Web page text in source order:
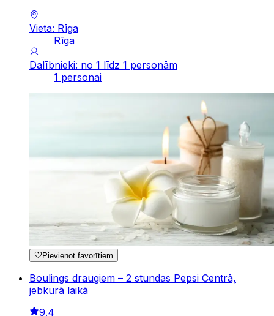
Vieta: Rīga
Rīga
Dalībnieki: no 1 līdz 1 personām
1 personai
Pievienot favorītiem
Boulings draugiem – 2 stundas Pepsi Centrā,
jebkurā laikā
9.4